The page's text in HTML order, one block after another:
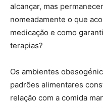
alcançar, mas
nomeadamente o que
medicação e como
terapias?
Os ambientes
padrões alimentares
relação com a comida